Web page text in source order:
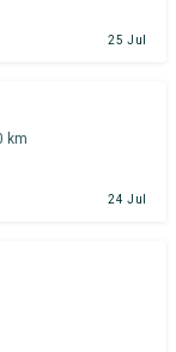
25 Jul
km
24 Jul